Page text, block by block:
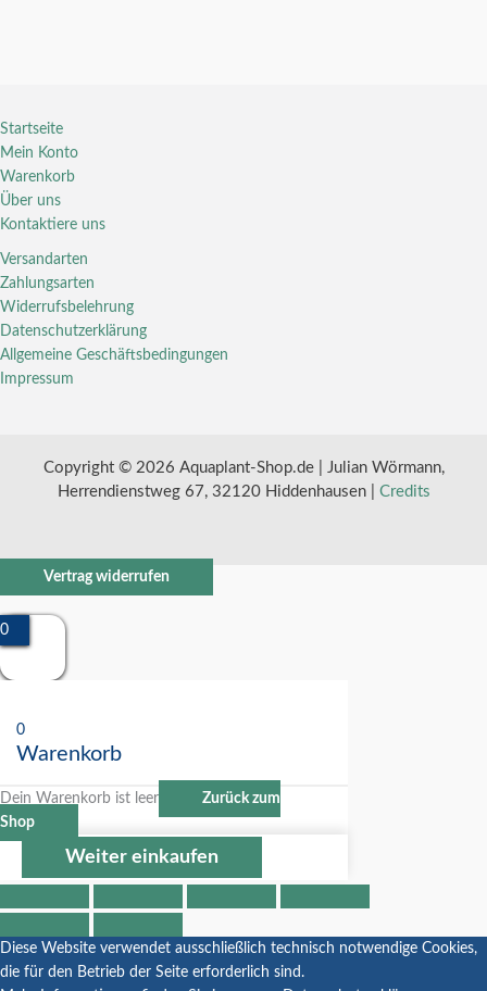
Startseite
Mein Konto
Warenkorb
Über uns
Kontaktiere uns
Versandarten
Zahlungsarten
Widerrufsbelehrung
Datenschutzerklärung
Allgemeine Geschäftsbedingungen
Impressum
Copyright © 2026 Aquaplant-Shop.de | Julian Wörmann,
Herrendienstweg 67, 32120 Hiddenhausen | Credits
Vertrag widerrufen
0
0
Warenkorb
Dein Warenkorb ist leer
Zurück zum
Shop
Weiter einkaufen
Diese Website verwendet ausschließlich technisch notwendige Cookies,
die für den Betrieb der Seite erforderlich sind.